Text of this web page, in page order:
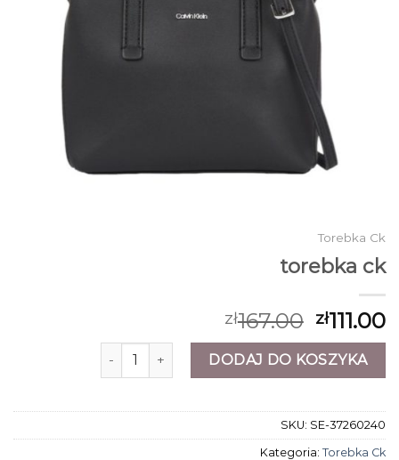
Torebka Ck
torebka ck
zł167.00 zł111.00
ilość torebka ck DODAJ DO KOSZYKA
SKU: SE-37260240
Kategoria: Torebka Ck